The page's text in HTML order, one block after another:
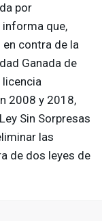
por
que,
contra de la
Ganada de
licencia
2008 y 2018,
Sin Sorpresas
las
de dos leyes de